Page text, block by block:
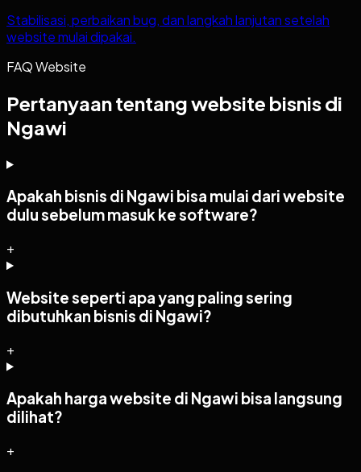
Stabilisasi, perbaikan bug, dan langkah lanjutan setelah
website mulai dipakai.
FAQ Website
Pertanyaan tentang website bisnis di
Ngawi
Apakah bisnis di Ngawi bisa mulai dari website
dulu sebelum masuk ke software?
+
Website seperti apa yang paling sering
dibutuhkan bisnis di Ngawi?
+
Apakah harga website di Ngawi bisa langsung
dilihat?
+